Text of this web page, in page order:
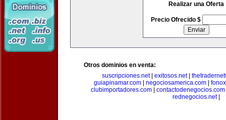
Realizar una Oferta
Precio Ofrecido $
Otros dominios en venta:
suscripciones.net| exitosos.net|
guiapinamar.com
negociosamerica.com
clubimportadores.com
contactodenegocios.com
rednegocios.net|